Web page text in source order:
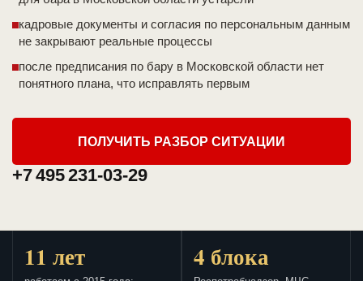
кадровые документы и согласия по персональным данным
не закрывают реальные процессы
после предписания по бару в Московской области нет
понятного плана, что исправлять первым
ПОЛУЧИТЬ РАЗБОР СИТУАЦИИ
+7 495 231-03-29
11 лет 4 блока